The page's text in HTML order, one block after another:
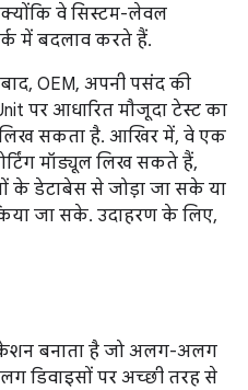
वे सिस्टम-लेवल
में बदलाव करते हैं.
OEM, अपनी पसंद की
पर आधारित मौजूदा टेस्ट का
लिख सकता है. आखिर में, वे एक
मॉड्यूल लिख सकते हैं,
के डेटाबेस से जोड़ा जा सके या
जा सके. उदाहरण के लिए,
बनाता है जो अलग-अलग
डिवाइसों पर अच्छी तरह से